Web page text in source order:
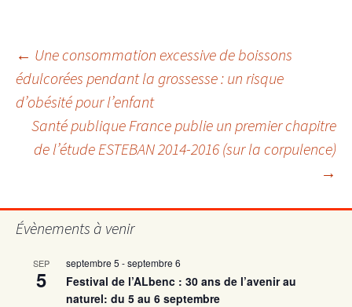
Navigation
des
articles
← Une consommation excessive de boissons
édulcorées pendant la grossesse : un risque
d’obésité pour l’enfant
Santé publique France publie un premier chapitre
de l’étude ESTEBAN 2014-2016 (sur la corpulence)
→
Évènements à venir
SEP
5
septembre 5 -septembre 6
Festival de l’ALbenc : 30 ans de l’avenir au
naturel: du 5 au 6 septembre